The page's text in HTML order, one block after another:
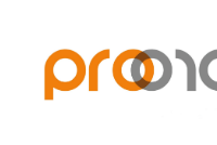
springen